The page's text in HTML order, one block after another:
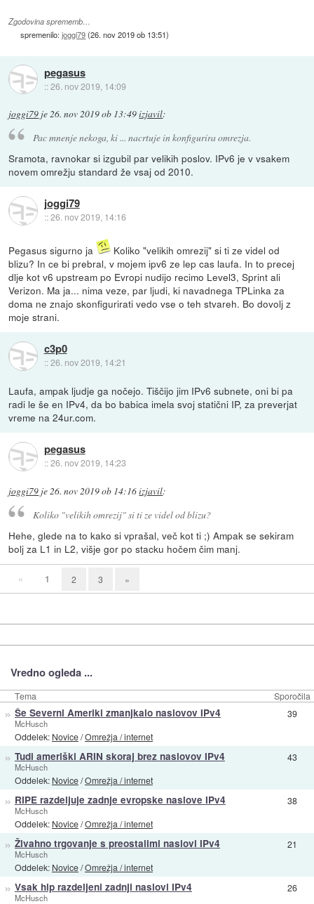
Zgodovina sprememb…
spremenilo:joggi79(26. nov 2019 ob 13:51)
pegasus
::26. nov 2019, 14:09
joggi79 je26. nov 2019 ob 13:49izjavil:
Pac mnenje nekoga, ki ... nacrtuje in konfigurira omrezja.
Sramota, ravnokar si izgubil par velikih poslov. IPv6 je v vsakem
novem omrežju standard že vsaj od 2010.
joggi79
::26. nov 2019, 14:16
Pegasus sigurno ja
Koliko "velikih omrezij" si ti ze videl od
blizu? In ce bi prebral, v mojem ipv6 ze lep cas laufa. In to precej
dlje kot v6 upstream po Evropi nudijo recimo Level3, Sprint ali
Verizon. Ma ja... nima veze, par ljudi, ki navadnega TPLinka za
doma ne znajo skonfigurirati vedo vse o teh stvareh. Bo dovolj z
moje strani.
c3p0
::26. nov 2019, 14:21
Laufa, ampak ljudje ga nočejo. Tiščijo jim IPv6 subnete, oni bi pa
radi le še en IPv4, da bo babica imela svoj statični IP, za preverjat
vreme na 24ur.com.
pegasus
::26. nov 2019, 14:23
joggi79 je26. nov 2019 ob 14:16izjavil:
Koliko "velikih omrezij" si ti ze videl od blizu?
Hehe, glede na to kako si vprašal, več kot ti ;) Ampak se sekiram
bolj za L1 in L2, višje gor po stacku hočem čim manj.
« 1 2 3 »
Vredno ogleda ...
Tema Sporočila
» Še Severni Ameriki zmanjkalo naslovov IPv4
McHusch
Oddelek: Novice/Omrežja / internet
39
» Tudi ameriški ARIN skoraj brez naslovov IPv4
McHusch
Oddelek: Novice/Omrežja / internet
43
» RIPE razdeljuje zadnje evropske naslove IPv4
McHusch
Oddelek: Novice/Omrežja / internet
38
» Živahno trgovanje s preostalimi naslovi IPv4
McHusch
Oddelek: Novice/Omrežja / internet
21
» Vsak hip razdeljeni zadnji naslovi IPv4
McHusch
26